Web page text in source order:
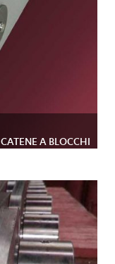
CATENE A BLOCCHI